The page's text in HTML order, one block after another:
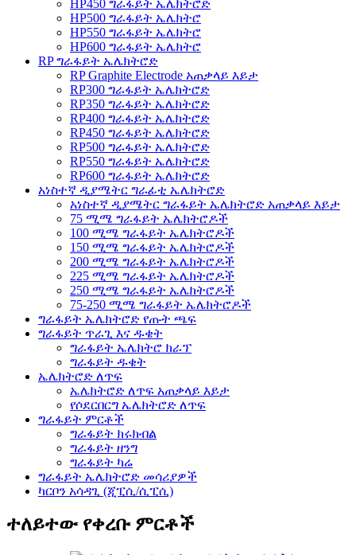
HP450 ግራፋይት ኤሌክትሮድ
HP500 ግራፋይት ኤሌክትሮ
HP550 ግራፋይት ኤሌክትሮ
HP600 ግራፋይት ኤሌክትሮ
RP ግራፋይት ኤሌክትሮድ
RP Graphite Electrode አጠቃላይ እይታ
RP300 ግራፋይት ኤሌክትሮድ
RP350 ግራፋይት ኤሌክትሮድ
RP400 ግራፋይት ኤሌክትሮድ
RP450 ግራፋይት ኤሌክትሮድ
RP500 ግራፋይት ኤሌክትሮድ
RP550 ግራፋይት ኤሌክትሮድ
RP600 ግራፋይት ኤሌክትሮድ
አነስተኛ ዲያሜትር ግራፊቲ ኤሌክትሮድ
አነስተኛ ዲያሜትር ግራፋይት ኤሌክትሮድ አጠቃላይ እይታ
75 ሚሜ ግራፋይት ኤሌክትሮዶች
100 ሚሜ ግራፋይት ኤሌክትሮዶች
150 ሚሜ ግራፋይት ኤሌክትሮዶች
200 ሚሜ ግራፋይት ኤሌክትሮዶች
225 ሚሜ ግራፋይት ኤሌክትሮዶች
250 ሚሜ ግራፋይት ኤሌክትሮዶች
75-250 ሚሜ ግራፋይት ኤሌክትሮዶች
ግራፋይት ኤሌክትሮድ የጡት ጫፍ
ግራፋይት ጥራጊ እና ዱቄት
ግራፋይት ኤሌክትሮ ክራፕ
ግራፋይት ዱቄት
ኤሌክትሮድ ለጥፍ
ኤሌክትሮድ ለጥፍ አጠቃላይ እይታ
የሶደርበርግ ኤሌክትሮድ ለጥፍ
ግራፋይት ምርቶች
ግራፋይት ክሩክብል
ግራፋይት ዘንግ
ግራፋይት ካሬ
ግራፋይት ኤሌክትሮድ መሳሪያዎች
ካርቦን አሳዳጊ (ጂፒሲ/ሲፒሲ)
ተለይተው የቀረቡ ምርቶች